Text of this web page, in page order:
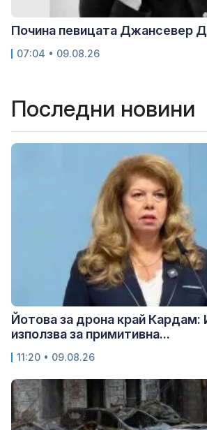
Почина певицата Джансевер
07:04 • 09.08.26
Последни новини
Йотова за дрона край Кардам:
използва за примитивна...
11:20 • 09.08.26